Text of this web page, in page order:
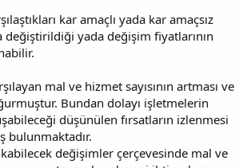
kar amaçlı yada kar amaçsız
değiştirildiği yada değişim fiyatlarının
mal ve hizmet sayısının artması ve
Bundan dolayı işletmelerin
düşünülen fırsatların izlenmesi
bulunmaktadır.
değişimler çerçevesinde mal ve